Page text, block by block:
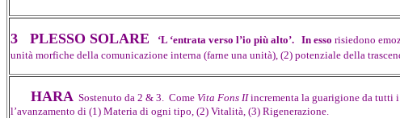
3 PLESSO SOLARE ‘L ‘entrata verso l’io più alto’. In esso risiedono
unità morfiche della comunicazione interna (farne una unità), (2) potenziale della
HARA Sostenuto da 2 & 3. Come Vita Fons IIincrementa la guarigione da tutti
l’avanzamento di (1) Materia di ogni tipo, (2) Vitalità, (3) Rigenerazione.